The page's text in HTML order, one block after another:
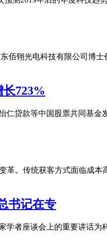
佰翎光电科技有限公司博
723%
贷款等中国股票共同基金
。传统获客方式面临成
书记在专
者座谈会上的重要讲话为